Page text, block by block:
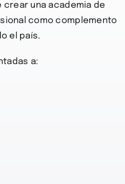
crear una academia de
como complemento
el país.
a: